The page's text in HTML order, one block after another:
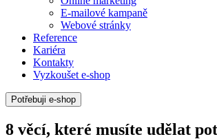
E-mailové kampaně
Webové stránky
Reference
Kariéra
Kontakty
Vyzkoušet e-shop
Potřebuji e-shop
8 věcí, které musíte udělat